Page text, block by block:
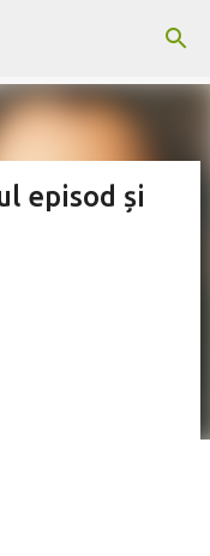
episod și